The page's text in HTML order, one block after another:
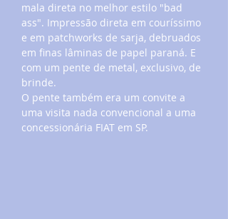
mala direta no melhor estilo "bad
ass". Impressão direta em couríssimo
e em patchworks de sarja, debruados
em finas lâminas de papel paraná. E
com um pente de metal, exclusivo, de
brinde.
O pente também era um convite a
uma visita nada convencional a uma
concessionária FIAT em SP.